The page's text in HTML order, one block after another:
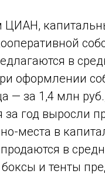
в
оформлении
— за 1,4 млн
за год выросли
места в
в
и тенты